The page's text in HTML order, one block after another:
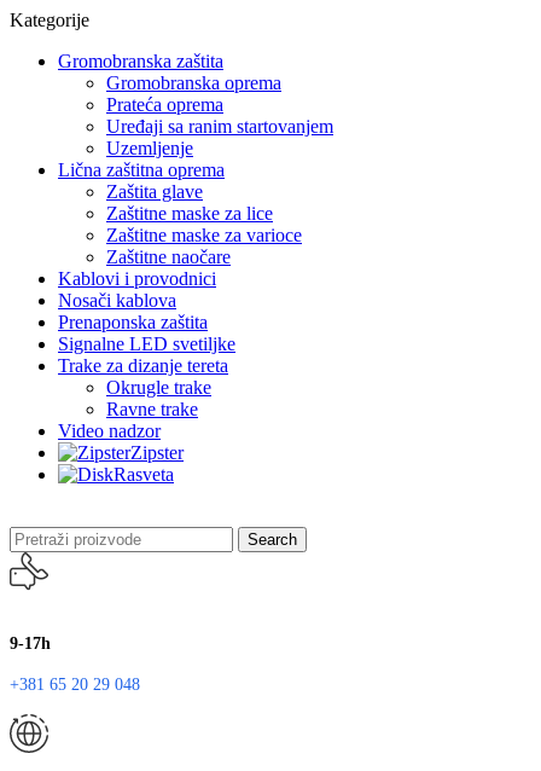
Kategorije
Gromobranska zaštita
Gromobranska oprema
Prateća oprema
Uređaji sa ranim startovanjem
Uzemljenje
Lična zaštitna oprema
Zaštita glave
Zaštitne maske za lice
Zaštitne maske za varioce
Zaštitne naočare
Kablovi i provodnici
Nosači kablova
Prenaponska zaštita
Signalne LED svetiljke
Trake za dizanje tereta
Okrugle trake
Ravne trake
Video nadzor
Zipster
Rasveta
Search
9-17h
+381 65 20 29 048